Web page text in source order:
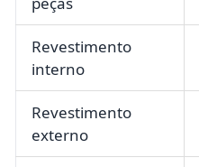
Revestimento
interno
Revestimento
externo